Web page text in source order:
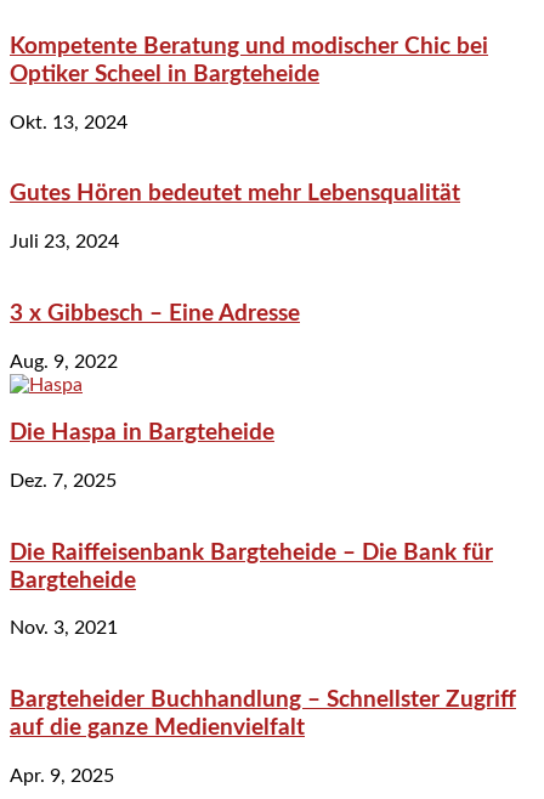
Kompetente Beratung und modischer Chic bei
Optiker Scheel in Bargteheide
Okt. 13, 2024
Gutes Hören bedeutet mehr Lebensqualität
Juli 23, 2024
3 x Gibbesch – Eine Adresse
Aug. 9, 2022
Die Haspa in Bargteheide
Dez. 7, 2025
Die Raiffeisenbank Bargteheide – Die Bank für
Bargteheide
Nov. 3, 2021
Bargteheider Buchhandlung – Schnellster Zugriff
auf die ganze Medienvielfalt
Apr. 9, 2025